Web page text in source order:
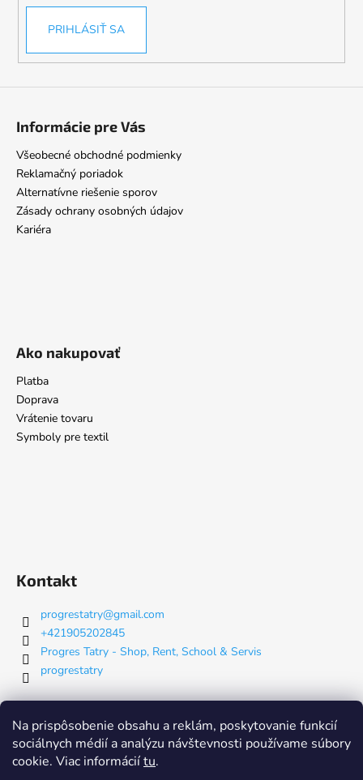
Na prispôsobenie obsahu a reklám, poskytovanie funkcií
sociálnych médií a analýzu návštevnosti používame súbory
cookie. Viac informáciítu.
PRIHLÁSIŤ SA
Informácie pre Vás
Všeobecné obchodné podmienky
Reklamačný poriadok
Alternatívne riešenie sporov
Zásady ochrany osobných údajov
Kariéra
Ako nakupovať
Platba
Doprava
Vrátenie tovaru
Symboly pre textil
Kontakt
progrestatry@gmail.com
+421905202845
Progres Tatry - Shop, Rent, School & Servis
progrestatry
Nákupný košík